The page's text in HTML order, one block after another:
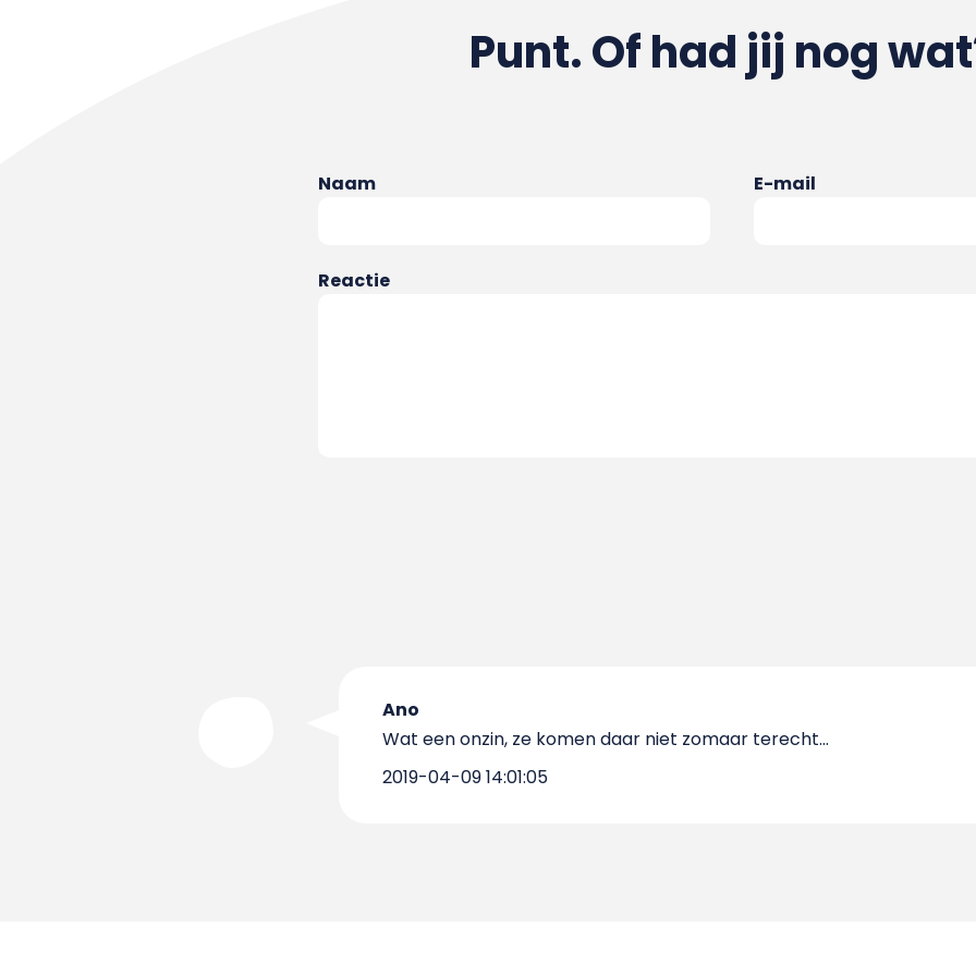
Punt. Of had jij nog
Naam E-mail
Reactie
Ano
Wat een onzin, ze komen daar niet zomaar terecht...
2019-04-09 14:01:05